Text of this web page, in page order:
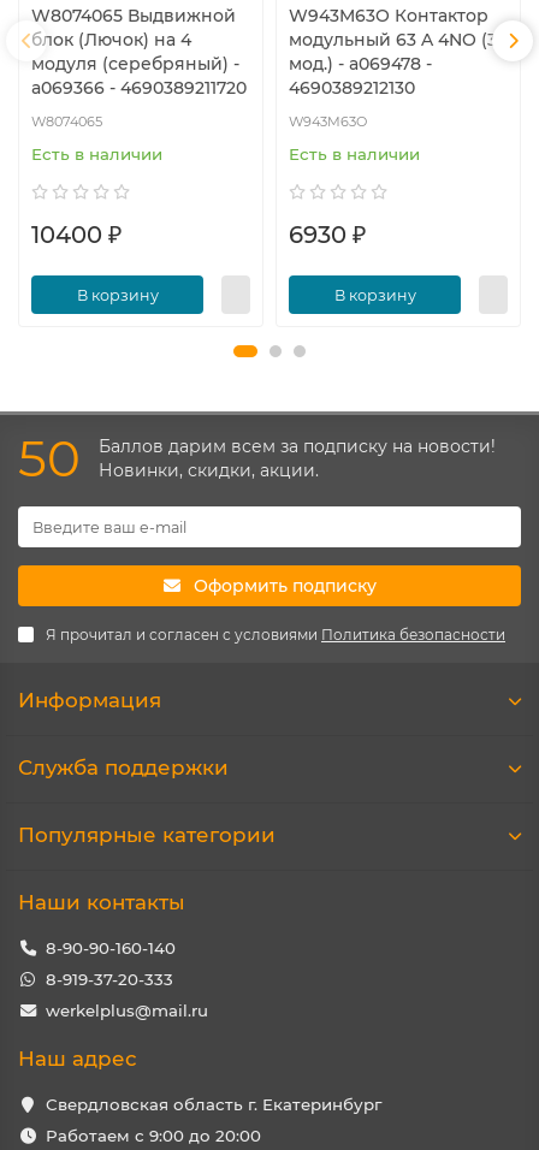
W8074065 Выдвижной
блок (Лючок) на 4
модуля (серебряный) -
a069366 - 4690389211720
W8074065
Есть в наличии
10400 ₽
В корзину
W943M63O Контактор
модульный 63 A 4NO (3
мод.) - a069478 -
4690389212130
W943M63O
Есть в наличии
6930 ₽
В корзину
50
Баллов дарим всем за подписку на новости!
Новинки, скидки, акции.
Оформить подписку
Я прочитал и согласен с условиями Политика безопасности
Информация
Служба поддержки
Популярные категории
Наши контакты
8-90-90-160-140
8-919-37-20-333
werkelplus@mail.ru
Наш адрес
Свердловская область г. Екатеринбург
Работаем с 9:00 до 20:00